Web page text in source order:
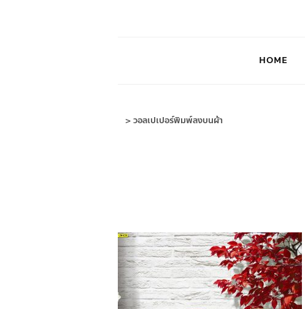
HOME
>วอลเปเปอร์พิมพ์ลงบนผ้า